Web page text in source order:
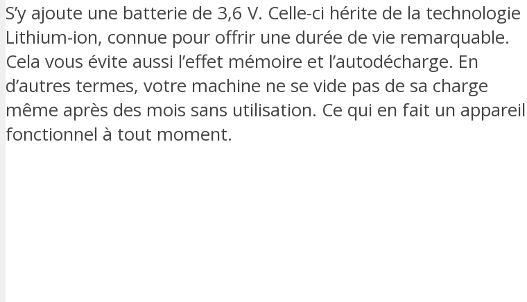
S’y ajoute une batterie de 3,6 V. Celle-ci hérite de la technologie
Lithium-ion, connue pour offrir une durée de vie remarquable.
Cela vous évite aussi l’effet mémoire et l’autodécharge. En
d’autres termes, votre machine ne se vide pas de sa charge
même après des mois sans utilisation. Ce qui en fait un appareil
fonctionnel à tout moment.